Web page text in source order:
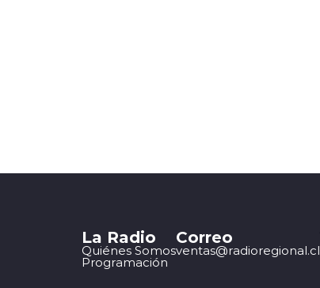
La Radio
Quiénes Somos
Programación
Correo
ventas@radioregional.cl